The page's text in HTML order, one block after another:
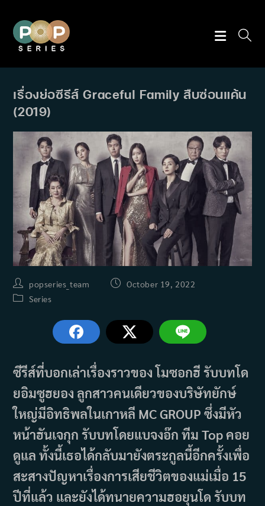
content
เรื่องย่อซีรีส์ Graceful Family สืบซ่อนแค้น
(2019)
Post
author:
popseries_team
PostOctober 19, 2022
PostSeries
ซีรีส์ที่บอกเล่าเรื่องราวของ โมซอกฮี รับบทโด
ยอิมซูฮยอง ลูกสาวคนเดียวของบริษัทยักษ์
ใหญ่มีอิทธิพลในเกาหลี MC GROUP ซึ่งมีหัว
หน้าฮันเจกุก รับบทโดยแบจงอ๊ก ทีม Top คอย
ดูแล ทั้งนี้เธอได้กลับมายังตระกูลนี้อีกครั้งเพื่อ
สะสางปัญหาเรื่องการเสียชีวิตของแม่เมื่อ 15
ปีที่แล้ว และยังได้ทนายความฮอยุนโด รับบท